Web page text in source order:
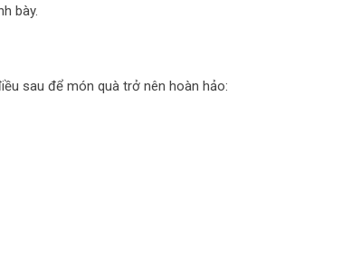
bày.
sau để món quà trở nên hoàn hảo: